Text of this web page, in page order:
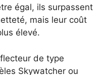
égal, ils surpassent
mais leur coût
élevé.
de type
Skywatcher ou